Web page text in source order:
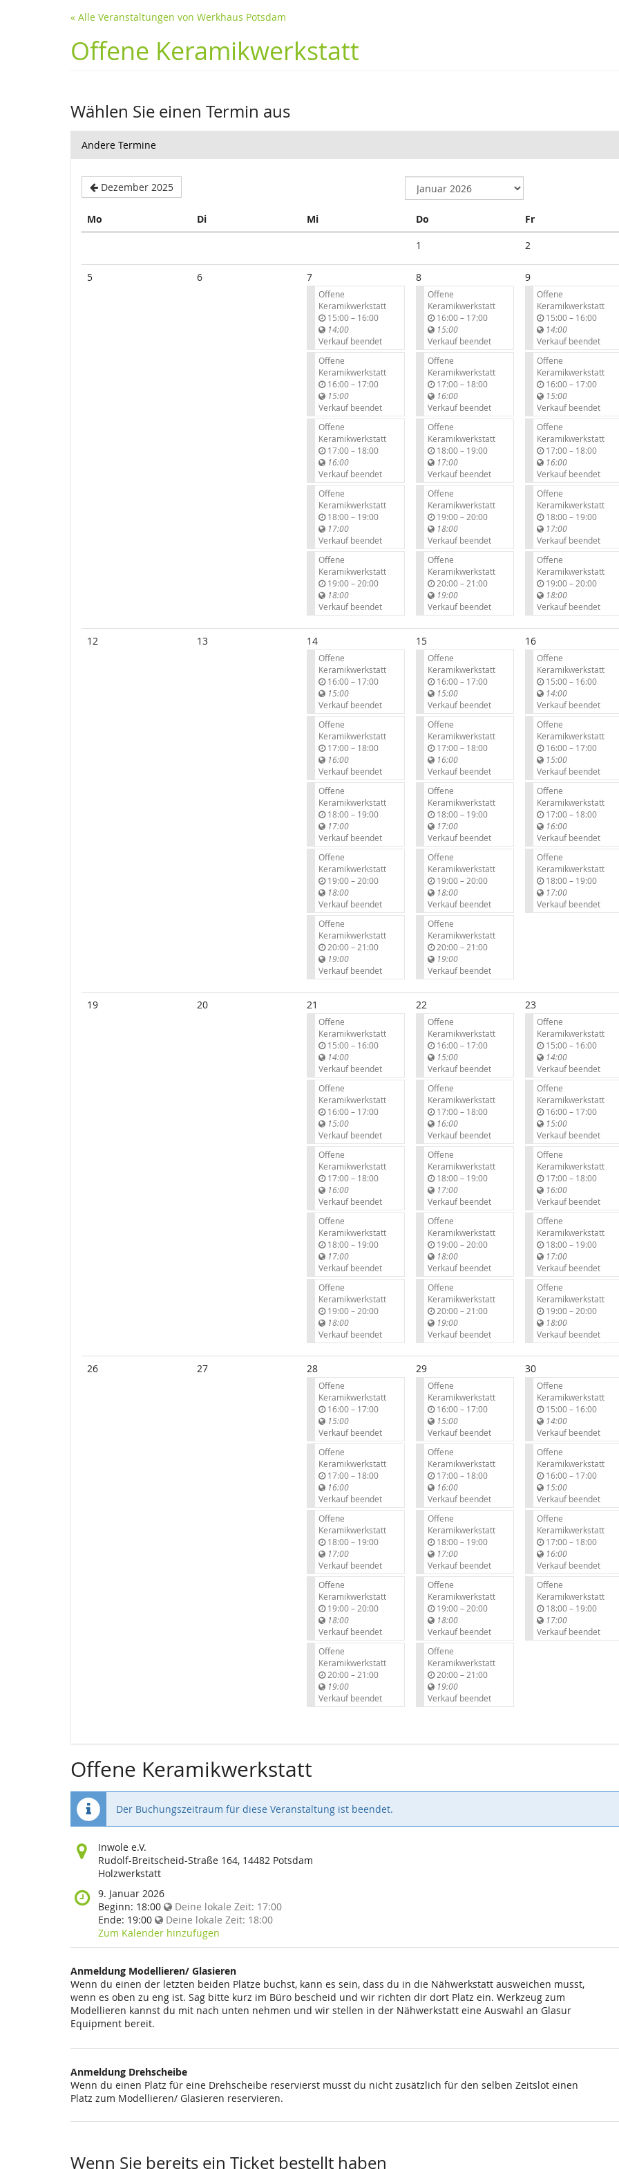
« Alle Veranstaltungen von Werkhaus Potsdam
Offene Keramikwerkstatt
Wählen Sie einen Termin aus
Andere Termine
Dezember 2025
Mo DiDienstag MiMittwoch Do FrFreitag
1 2
5 6 7
Offene
Keramikwerkstatt
15:00–b
s
16:00
14:00
Verkauf beendet
Offene
Keramikwerkstatt
16:00–b
s
17:00
15:00
Verkauf beendet
Offene
Keramikwerkstatt
17:00–b
s
18:00
16:00
Verkauf beendet
Offene
Keramikwerkstatt
18:00–b
s
19:00
17:00
Verkauf beendet
Offene
Keramikwerkstatt
19:00–b
s
20:00
18:00
Verkauf beendet
8
Offene
Keramikwerkstatt
16:00–b
s
17:00
15:00
Verkauf beendet
Offene
Keramikwerkstatt
17:00–b
s
18:00
16:00
Verkauf beendet
Offene
Keramikwerkstatt
18:00–b
s
19:00
17:00
Verkauf beendet
Offene
Keramikwerkstatt
19:00–b
s
20:00
18:00
Verkauf beendet
Offene
Keramikwerkstatt
20:00–b
s
21:00
19:00
Verkauf beendet
9
Offene
Keramikwerkstatt
15:00–b
s
16:00
14:00
Verkauf beendet
Offene
Keramikwerkstatt
16:00–b
s
17:00
15:00
Verkauf beendet
Offene
Keramikwerkstatt
17:00–b
s
18:00
16:00
Verkauf beendet
Offene
Keramikwerkstatt
18:00–b
s
19:00
17:00
Verkauf beendet
Offene
Keramikwerkstatt
19:00–b
s
20:00
18:00
Verkauf beendet
12 13 14
Offene
Keramikwerkstatt
16:00–b
s
17:00
15:00
Verkauf beendet
Offene
Keramikwerkstatt
17:00–b
s
18:00
16:00
Verkauf beendet
Offene
Keramikwerkstatt
18:00–b
s
19:00
17:00
Verkauf beendet
Offene
Keramikwerkstatt
19:00–b
s
20:00
18:00
Verkauf beendet
Offene
Keramikwerkstatt
20:00–b
s
21:00
19:00
Verkauf beendet
15
Offene
Keramikwerkstatt
16:00–b
s
17:00
15:00
Verkauf beendet
Offene
Keramikwerkstatt
17:00–b
s
18:00
16:00
Verkauf beendet
Offene
Keramikwerkstatt
18:00–b
s
19:00
17:00
Verkauf beendet
Offene
Keramikwerkstatt
19:00–b
s
20:00
18:00
Verkauf beendet
Offene
Keramikwerkstatt
20:00–b
s
21:00
19:00
Verkauf beendet
16
Offene
Keramikwerkstatt
15:00–b
s
16:00
14:00
Verkauf beendet
Offene
Keramikwerkstatt
16:00–b
s
17:00
15:00
Verkauf beendet
Offene
Keramikwerkstatt
17:00–b
s
18:00
16:00
Verkauf beendet
Offene
Keramikwerkstatt
18:00–b
s
19:00
17:00
Verkauf beendet
19 20 21
Offene
Keramikwerkstatt
15:00–b
s
16:00
14:00
Verkauf beendet
Offene
Keramikwerkstatt
16:00–b
s
17:00
15:00
Verkauf beendet
Offene
Keramikwerkstatt
17:00–b
s
18:00
16:00
Verkauf beendet
Offene
Keramikwerkstatt
18:00–b
s
19:00
17:00
Verkauf beendet
Offene
Keramikwerkstatt
19:00–b
s
20:00
18:00
Verkauf beendet
22
Offene
Keramikwerkstatt
16:00–b
s
17:00
15:00
Verkauf beendet
Offene
Keramikwerkstatt
17:00–b
s
18:00
16:00
Verkauf beendet
Offene
Keramikwerkstatt
18:00–b
s
19:00
17:00
Verkauf beendet
Offene
Keramikwerkstatt
19:00–b
s
20:00
18:00
Verkauf beendet
Offene
Keramikwerkstatt
20:00–b
s
21:00
19:00
Verkauf beendet
23
Offene
Keramikwerkstatt
15:00–b
s
16:00
14:00
Verkauf beendet
Offene
Keramikwerkstatt
16:00–b
s
17:00
15:00
Verkauf beendet
Offene
Keramikwerkstatt
17:00–b
s
18:00
16:00
Verkauf beendet
Offene
Keramikwerkstatt
18:00–b
s
19:00
17:00
Verkauf beendet
Offene
Keramikwerkstatt
19:00–b
s
20:00
18:00
Verkauf beendet
26 27 28
Offene
Keramikwerkstatt
16:00–b
s
17:00
15:00
Verkauf beendet
Offene
Keramikwerkstatt
17:00–b
s
18:00
16:00
Verkauf beendet
Offene
Keramikwerkstatt
18:00–b
s
19:00
17:00
Verkauf beendet
Offene
Keramikwerkstatt
19:00–b
s
20:00
18:00
Verkauf beendet
Offene
Keramikwerkstatt
20:00–b
s
21:00
19:00
Verkauf beendet
29
Offene
Keramikwerkstatt
16:00–b
s
17:00
15:00
Verkauf beendet
Offene
Keramikwerkstatt
17:00–b
s
18:00
16:00
Verkauf beendet
Offene
Keramikwerkstatt
18:00–b
s
19:00
17:00
Verkauf beendet
Offene
Keramikwerkstatt
19:00–b
s
20:00
18:00
Verkauf beendet
Offene
Keramikwerkstatt
20:00–b
s
21:00
19:00
Verkauf beendet
30
Offene
Keramikwerkstatt
15:00–b
s
16:00
14:00
Verkauf beendet
Offene
Keramikwerkstatt
16:00–b
s
17:00
15:00
Verkauf beendet
Offene
Keramikwerkstatt
17:00–b
s
18:00
16:00
Verkauf beendet
Offene
Keramikwerkstatt
18:00–b
s
19:00
17:00
Verkauf beendet
Offene Keramikwerkstatt
Der Buchungszeitraum für diese Veranstaltung ist beendet.
Wo
findet
diese
statt?
Inwole e.V.
Rudolf-Breitscheid-Straße 164, 14482 Potsdam
Holzwerkstatt
Wann
findet
diese
Veranstaltung
statt?
9. Januar 2026
Beginn: 18:00 Deine lokale Zeit: 17:00
Ende: 19:00 Deine lokale Zeit: 18:00
Zum Kalender hinzufügen
Anmeldung Modellieren/ Glasieren
Wenn du einen der letzten beiden Plätze buchst, kann es sein, dass du in die Nähwerkstatt ausweichen musst,
wenn es oben zu eng ist. Sag bitte kurz im Büro bescheid und wir richten dir dort Platz ein. Werkzeug zum
Modellieren kannst du mit nach unten nehmen und wir stellen in der Nähwerkstatt eine Auswahl an Glasur
Equipment bereit.
Anmeldung Drehscheibe
Wenn du einen Platz für eine Drehscheibe reservierst musst du nicht zusätzlich für den selben Zeitslot einen
Platz zum Modellieren/ Glasieren reservieren.
Wenn Sie bereits ein Ticket bestellt haben